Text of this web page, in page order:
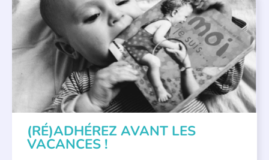
APPEL À SOUTIEN
(RÉ)ADHÉREZ AVANT LES
VACANCES !